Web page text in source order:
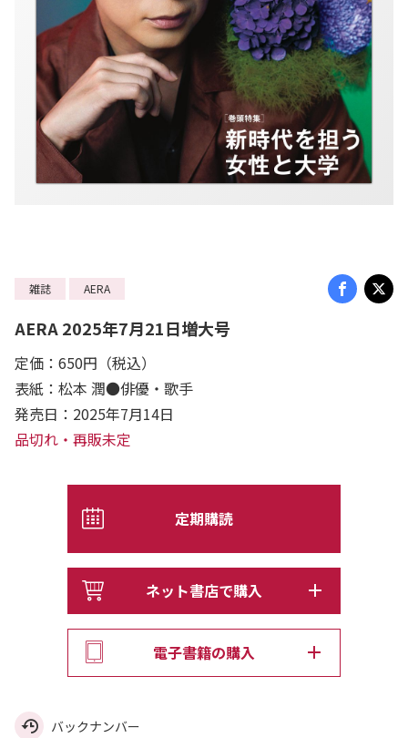
雑誌 AERA
AERA 2025年7月21日増大号
定価：650円（税込）
表紙：松本 潤●俳優・歌手
発売日：2025年7月14日
品切れ・再販未定
定期購読
ネット書店で購入
電子書籍の購入
バックナンバー